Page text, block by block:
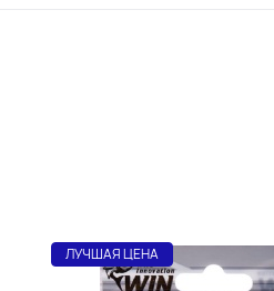
ЛУЧШАЯ ЦЕНА